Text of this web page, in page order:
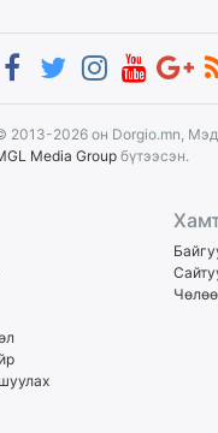
2013-2026 он Dorgio.mn,
Media Group бүтээсэн.